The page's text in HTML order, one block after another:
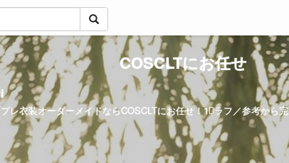
COSCLTにお任せ